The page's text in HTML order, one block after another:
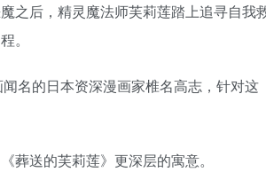
之后，精灵魔法师芙莉莲踏上追寻自我
。
名的日本资深漫画家椎名高志，针对这
葬送的芙莉莲》更深层的寓意。